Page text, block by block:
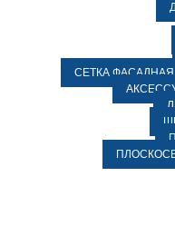
СЕТКА